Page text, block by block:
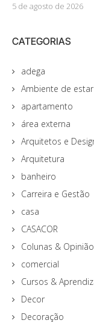
5 de agosto de 2026
CATEGORIAS
adega
Ambiente de estar
apartamento
área externa
Arquitetos e
Arquitetura
banheiro
Carreira e Gestão
casa
CASACOR
Colunas & Opinião
comercial
Cursos &
Decor
Decoração